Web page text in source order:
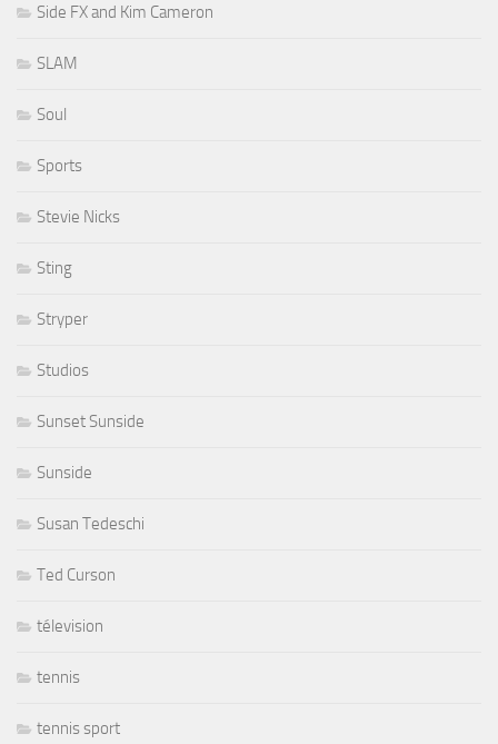
Side FX and Kim Cameron
SLAM
Soul
Sports
Stevie Nicks
Sting
Stryper
Studios
Sunset Sunside
Sunside
Susan Tedeschi
Ted Curson
télevision
tennis
tennis sport